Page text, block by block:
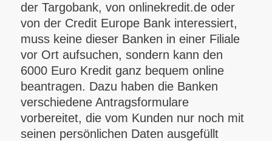
der Targobank, von onlinekredit.de oder
von der Credit Europe Bank interessiert,
muss keine dieser Banken in einer Filiale
vor Ort aufsuchen, sondern kann den
6000 Euro Kredit ganz bequem online
beantragen. Dazu haben die Banken
verschiedene Antragsformulare
vorbereitet, die vom Kunden nur noch mit
seinen persönlichen Daten ausgefüllt